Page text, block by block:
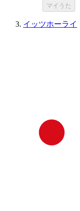
マイうた
イッツホーライ